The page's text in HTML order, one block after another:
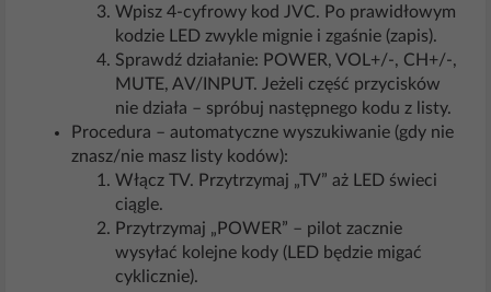
Wpisz 4‑cyfrowy kod JVC. Po prawidłowym
kodzie LED zwykle mignie i zgaśnie (zapis).
Sprawdź działanie: POWER, VOL+/‑, CH+/‑,
MUTE, AV/INPUT. Jeżeli część przycisków
nie działa – spróbuj następnego kodu z listy.
Procedura – automatyczne wyszukiwanie (gdy nie
znasz/nie masz listy kodów):
Włącz TV. Przytrzymaj „TV” aż LED świeci
ciągle.
Przytrzymaj „POWER” – pilot zacznie
wysyłać kolejne kody (LED będzie migać
cyklicznie).